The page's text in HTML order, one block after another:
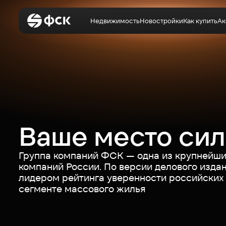
НедвижимостьНовостройкиКак купить
Новостройки
Как купить
Акции
Ваше место
Группа компаний ФСК — одна из
компаний России. По версии делового
лидером рейтинга уверенности
сегменте массового жилья